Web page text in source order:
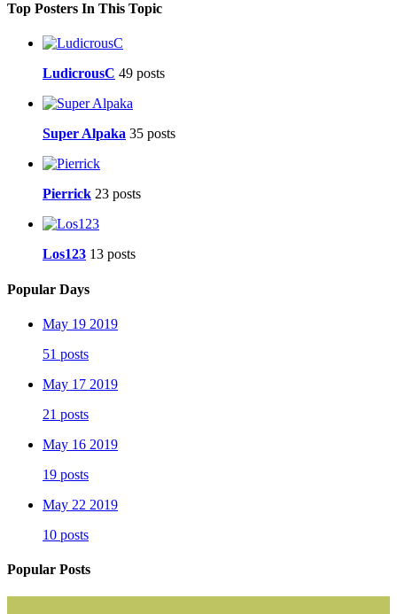
Top Posters In This Topic
LudicrousC 49 posts
Super Alpaka 35 posts
Pierrick 23 posts
Los123 13 posts
Popular Days
May 19 2019
51 posts
May 17 2019
21 posts
May 16 2019
19 posts
May 22 2019
10 posts
Popular Posts